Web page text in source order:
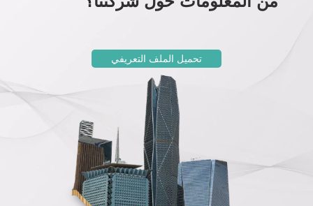
تحميل الملف التعريفي